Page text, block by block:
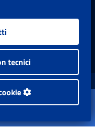
finestra
nuova finestra
Apre una nuova
Apre una
Instagram:
2026
Sociale.
tecnici